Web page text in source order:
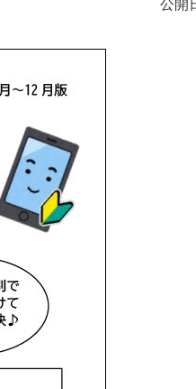
公開